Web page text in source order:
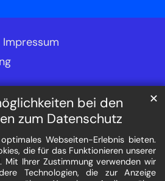
bei den
zum Datenschutz
Webseiten-Erlebnis bieten.
die für das Funktionieren unserer
Mit Ihrer Zustimmung verwenden wir
Technologien, die zur Anzeige
✕
Impressum